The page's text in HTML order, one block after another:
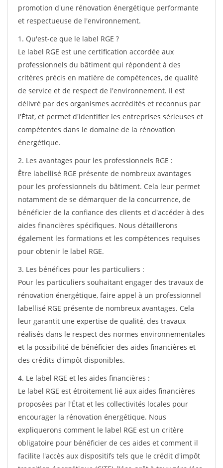
promotion d'une rénovation énergétique performante
et respectueuse de l'environnement.
1. Qu'est-ce que le label RGE ?
Le label RGE est une certification accordée aux
professionnels du bâtiment qui répondent à des
critères précis en matière de compétences, de qualité
de service et de respect de l'environnement. Il est
délivré par des organismes accrédités et reconnus par
l'État, et permet d'identifier les entreprises sérieuses et
compétentes dans le domaine de la rénovation
énergétique.
2. Les avantages pour les professionnels RGE :
Être labellisé RGE présente de nombreux avantages
pour les professionnels du bâtiment. Cela leur permet
notamment de se démarquer de la concurrence, de
bénéficier de la confiance des clients et d'accéder à des
aides financières spécifiques. Nous détaillerons
également les formations et les compétences requises
pour obtenir le label RGE.
3. Les bénéfices pour les particuliers :
Pour les particuliers souhaitant engager des travaux de
rénovation énergétique, faire appel à un professionnel
labellisé RGE présente de nombreux avantages. Cela
leur garantit une expertise de qualité, des travaux
réalisés dans le respect des normes environnementales
et la possibilité de bénéficier des aides financières et
des crédits d'impôt disponibles.
4. Le label RGE et les aides financières :
Le label RGE est étroitement lié aux aides financières
proposées par l'État et les collectivités locales pour
encourager la rénovation énergétique. Nous
expliquerons comment le label RGE est un critère
obligatoire pour bénéficier de ces aides et comment il
facilite l'accès aux dispositifs tels que le crédit d'impôt